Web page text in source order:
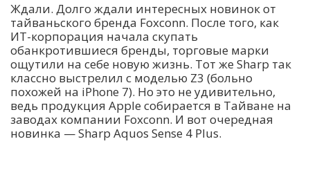
Ждали. Долго ждали интересных новинок от
тайваньского бренда Foxconn. После того, как
ИТ-корпорация начала скупать
обанкротившиеся бренды, торговые марки
ощутили на себе новую жизнь. Тот же Sharp так
классно выстрелил с моделью Z3 (больно
похожей на iPhone 7). Но это не удивительно,
ведь продукция Apple собирается в Тайване на
заводах компании Foxconn. И вот очередная
новинка — Sharp Aquos Sense 4 Plus.